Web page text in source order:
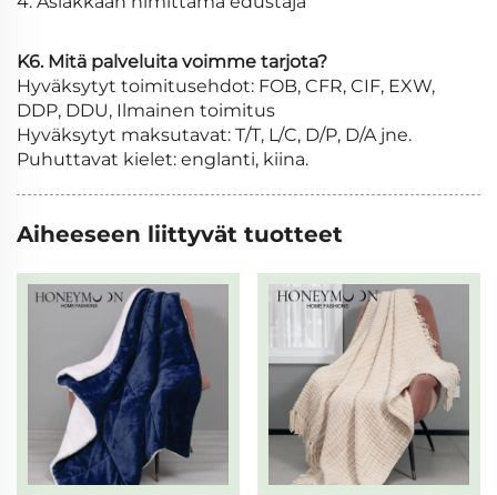
K6. Mitä palveluita voimme tarjota?
Hyväksytyt toimitusehdot: FOB, CFR, CIF, EXW,
DDP, DDU, Ilmainen toimitus
Hyväksytyt maksutavat: T/T, L/C, D/P, D/A jne.
Puhuttavat kielet: englanti, kiina.
Aiheeseen liittyvät tuotteet